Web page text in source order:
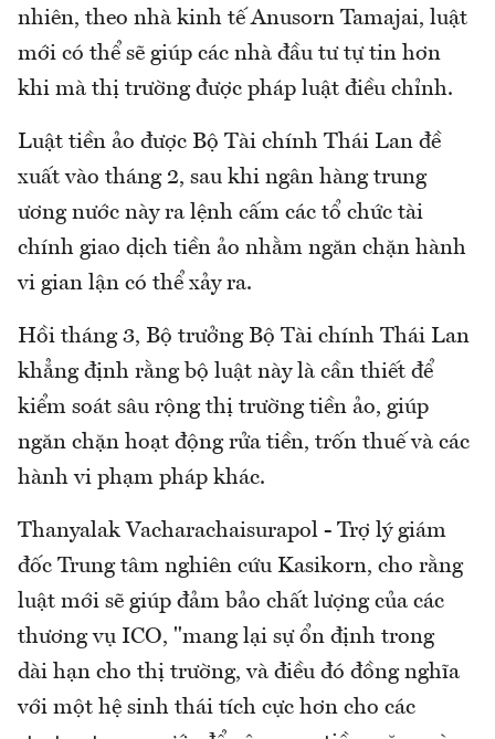
nhiên, theo nhà kinh tế Anusorn Tamajai, luật
mới có thể sẽ giúp các nhà đầu tư tự tin hơn
khi mà thị trường được pháp luật điều chỉnh.
Luật tiền ảo được Bộ Tài chính Thái Lan đề
xuất vào tháng 2, sau khi ngân hàng trung
ương nước này ra lệnh cấm các tổ chức tài
chính giao dịch tiền ảo nhằm ngăn chặn hành
vi gian lận có thể xảy ra.
Hồi tháng 3, Bộ trưởng Bộ Tài chính Thái Lan
khẳng định rằng bộ luật này là cần thiết để
kiểm soát sâu rộng thị trường tiền ảo, giúp
ngăn chặn hoạt động rửa tiền, trốn thuế và các
hành vi phạm pháp khác.
Thanyalak Vacharachaisurapol - Trợ lý giám
đốc Trung tâm nghiên cứu Kasikorn, cho rằng
luật mới sẽ giúp đảm bảo chất lượng của các
thương vụ ICO, "mang lại sự ổn định trong
dài hạn cho thị trường, và điều đó đồng nghĩa
với một hệ sinh thái tích cực hơn cho các